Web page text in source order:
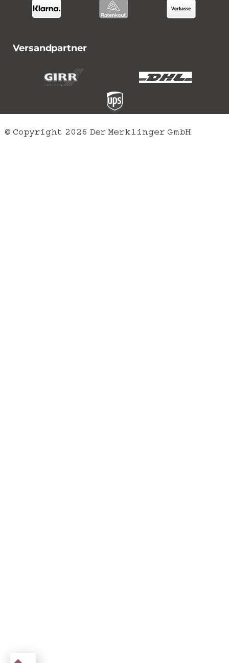
Versandpartner
© Copyright 2026 Der Merklinger GmbH